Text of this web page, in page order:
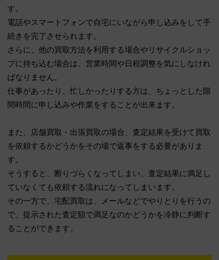
す。
電話やスマートフォンで自宅にいながら申し込みをして手
続きを完了させられます。
さらに、他の買取方法を利用する場合やリサイクルショッ
プに持ち込む場合は、営業時間や日程調整を気にしなけれ
ばなりません。
仕事があったり、忙しかったりする方は、ちょっとした隙
間時間に申し込みや作業をすることが出来ます。
また、店舗買取・出張買取の場合、査定結果を受けて買取
を依頼するかどうかをその場で返事をする必要がありま
す。
そうすると、断りづらくなってしまい、査定結果に満足し
ていなくても依頼する流れになってしまいます。
その一方で、宅配買取は、メールなどでやりとりを行うの
で、提示された査定額で満足なのかどうかを冷静に判断す
ることができます。